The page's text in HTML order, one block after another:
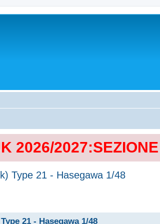
2026/
Type 21 - Hasegawa 1/48
21 - Hasegawa 1/48